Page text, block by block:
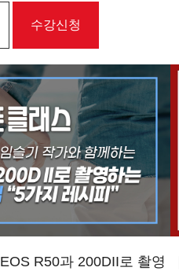
수강신청
R50과 200DII로 촬영